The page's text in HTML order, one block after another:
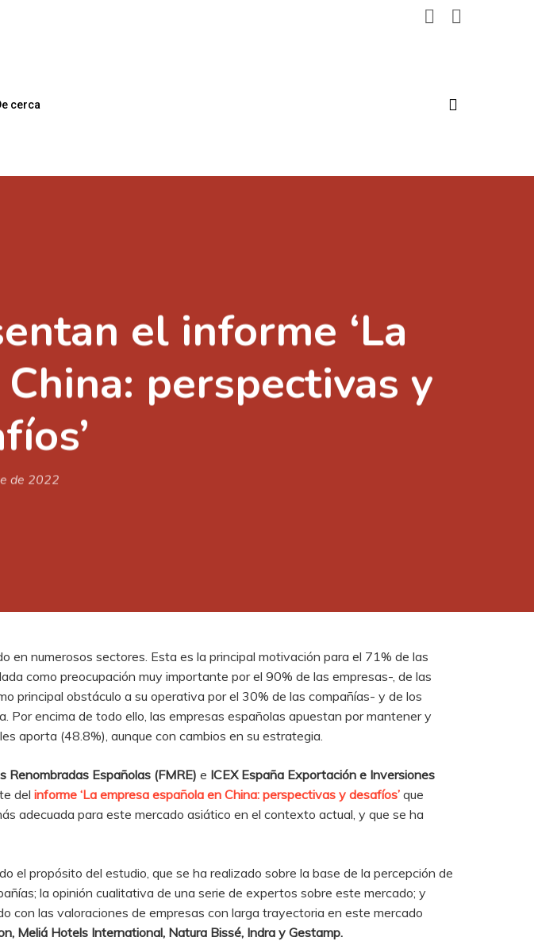
cerca
el informe ‘La
perspectivas y
de 2022
en numerosos sectores. Esta es la principal motivación para el 71% de las
como preocupación muy importante por el 90% de las empresas-, de las
principal obstáculo a su operativa por el 30% de las compañías- y de los
Por encima de todo ello, las empresas españolas apuestan por mantener y
aporta (48.8%), aunque con cambios en su estrategia.
Renombradas Españolas (FMRE) e ICEX España Exportación e Inversiones
del informe ‘La empresa española en China: perspectivas y desafíos’ que
adecuada para este mercado asiático en el contexto actual, y que se ha
el propósito del estudio, que se ha realizado sobre la base de la percepción de
la opinión cualitativa de una serie de expertos sobre este mercado; y
con las valoraciones de empresas con larga trayectoria en este mercado
Meliá Hotels International, Natura Bissé, Indra y Gestamp.